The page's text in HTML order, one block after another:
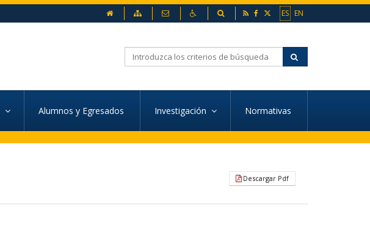
ES EN
Mapa web Contacto AccesibilidadBuscador
Alumnos y Egresados Investigación Normativas
Descargar Pdf